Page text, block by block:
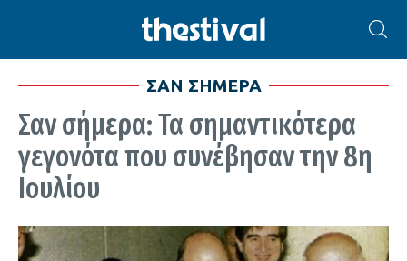
ΣΑΝ ΣΗΜΕΡΑ
Σαν σήμερα: Τα σημαντικότερα
γεγονότα που συνέβησαν την 8η
Ιουλίου